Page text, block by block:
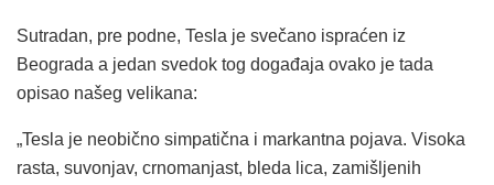
Sutradan, pre podne, Tesla je svečano ispraćen iz
Beograda a jedan svedok tog događaja ovako je tada
opisao našeg velikana:
„Tesla je neobično simpatična i markantna pojava. Visoka
rasta, suvonjav, crnomanjast, bleda lica, zamišljenih